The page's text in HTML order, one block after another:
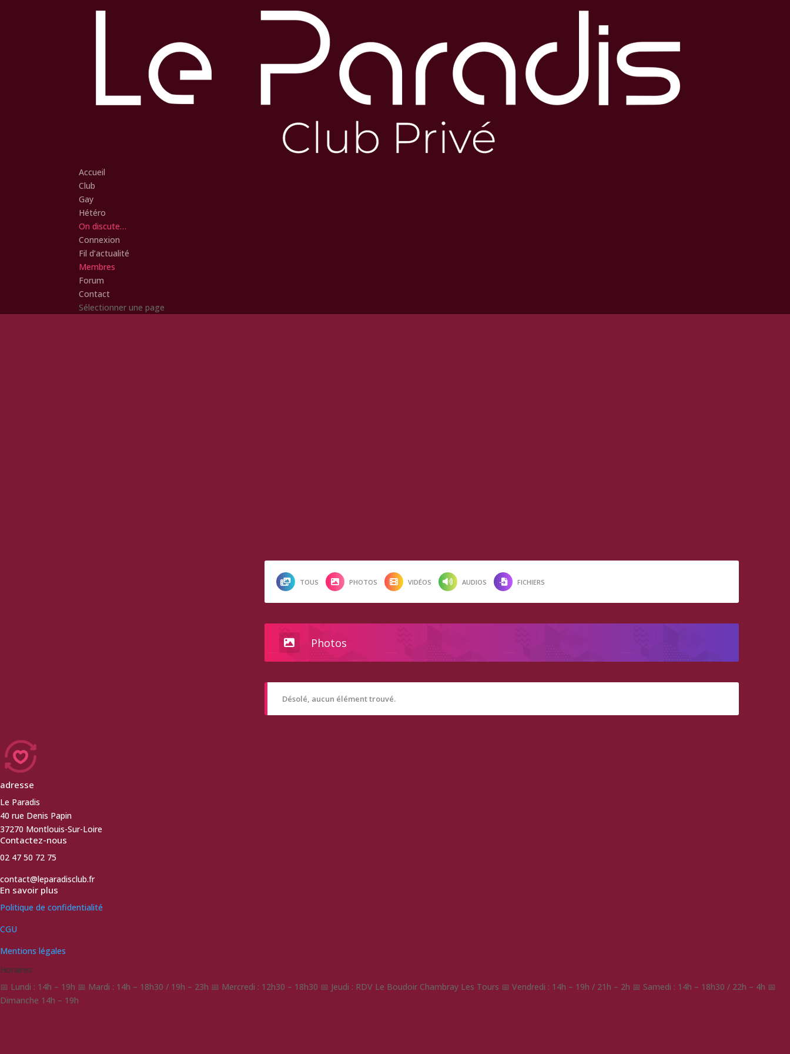
Accueil
Club
Gay
Hétéro
On discute…
Connexion
Fil d’actualité
Membres
Forum
Contact
Sélectionner une page
TOUS PHOTOS VIDÉOS AUDIOS FICHIERS
Photos
Désolé, aucun élément trouvé.
adresse
Le Paradis
40 rue Denis Papin
37270 Montlouis-Sur-Loire
Contactez-nous
02 47 50 72 75
contact@leparadisclub.fr
En savoir plus
Politique de confidentialité
CGU
Mentions légales
Horaires
📅 Lundi : 14h – 19h 📅 Mardi : 14h – 18h30 / 19h – 23h 📅 Mercredi : 12h30 – 18h30 📅 Jeudi : RDV Le Boudoir Chambray Les Tours 📅 Vendredi : 14h – 19h / 21h – 2h 📅 Samedi : 14h – 18h30 / 22h – 4h 📅
Dimanche 14h – 19h